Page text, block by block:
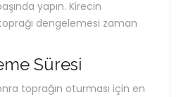
yapın. Kirecin
dengelemesi zaman
Süresi
toprağın oturması için en